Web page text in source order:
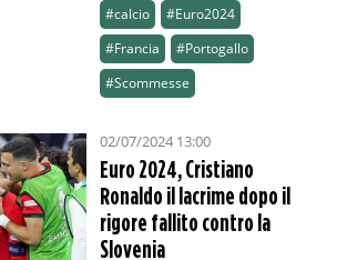
#calcio
#Euro2024
#Francia
#Portogallo
#Scommesse
02/07/2024 13:00
Euro 2024, Cristiano
Ronaldo il lacrime dopo il
rigore fallito contro la
Slovenia